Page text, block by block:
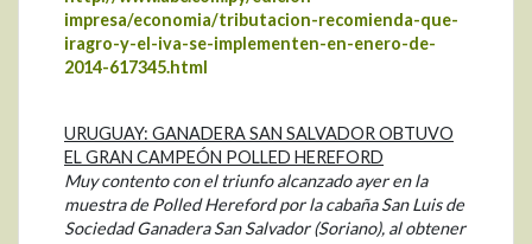
impresa/economia/tributacion-recomienda-que-
iragro-y-el-iva-se-implementen-en-enero-de-
2014-617345.html
URUGUAY: GANADERA SAN SALVADOR OBTUVO
EL GRAN CAMPEÓN POLLED HEREFORD
Muy contento con el triunfo alcanzado ayer en la
muestra de Polled Hereford por la cabaña San Luis de
Sociedad Ganadera San Salvador (Soriano), al obtener